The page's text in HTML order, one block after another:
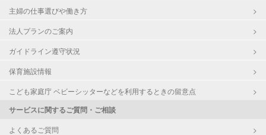
主婦の仕事選びや働き方
法人プランのご案内
ガイドライン遵守状況
保育施設情報
こども家庭庁 ベビーシッターなどを利用するときの留意点
サービスに関するご質問・ご相談
よくあるご質問